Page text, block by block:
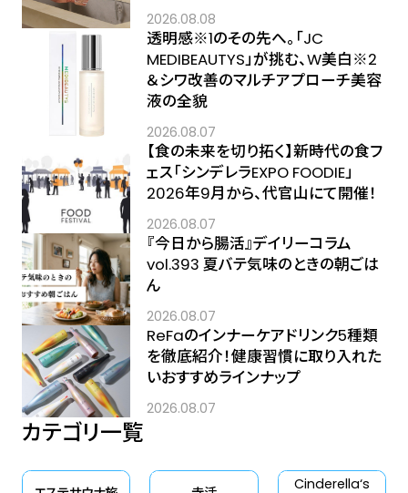
2026.08.08
透明感※1のその先へ――。「JC
MEDIBEAUTYS」が挑む、W美白※2
＆シワ改善のマルチアプローチ美容
液の全貌
2026.08.07
【食の未来を切り拓く】新時代の食フ
ェス「シンデレラEXPO FOODIE」
2026年9月から、代官山にて開催！
2026.08.07
『今日から腸活』デイリーコラム
vol.393 夏バテ気味のときの朝ごは
ん
2026.08.07
ReFaのインナーケアドリンク5種類
を徹底紹介！健康習慣に取り入れた
いおすすめラインナップ
2026.08.07
カテゴリ一覧
Cinderella‘s